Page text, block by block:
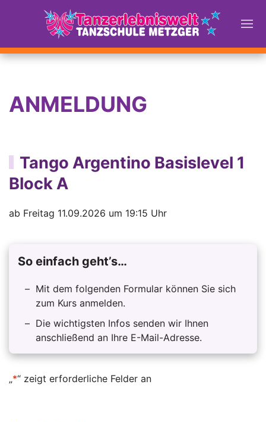
ANMELDUNG
Tango Argentino Basislevel 1
Block A
ab Freitag 11.09.2026 um 19:15 Uhr
So einfach geht’s…
Mit dem folgenden Formular können Sie sich
zum Kurs anmelden.
Die wichtigsten Infos senden wir Ihnen
anschließend an Ihre E-Mail-Adresse.
„*“ zeigt erforderliche Felder an